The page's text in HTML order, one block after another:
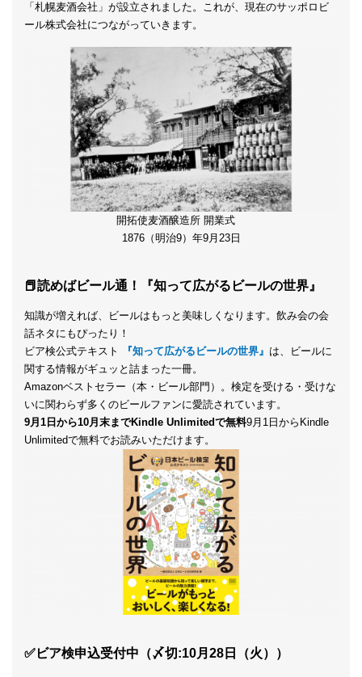
「札幌麦酒会社」が設立されました。これが、現在のサッポロビ
ール株式会社につながっていきます。
開拓使麦酒醸造所 開業式
1876（明治9）年9月23日
📕読めばビール通！『知って広がるビールの世界』
知識が増えれば、ビールはもっと美味しくなります。飲み会の会
話ネタにもぴったり！
ビア検公式テキスト
『知って広がるビールの世界』 は、ビールに
関する情報がギュッと詰まった一冊。
Amazonベストセラー（本・ビール部門）。検定を受ける・受けな
いに関わらず多くのビールファンに愛読されています。
9月1日から10月末までKindle Unlimitedで無料9月1日からKindle
Unlimitedで無料でお読みいただけます。
✅ビア検申込受付中（〆切:10月28日（火））